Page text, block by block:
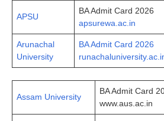
APSU
BA Admit Card 2026
apsurewa.ac.in
Arunachal
University
BA Admit Card 2026
Assam University
BA Admit Card
www.aus.ac.in